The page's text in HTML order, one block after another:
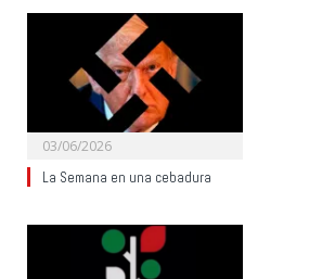
03/06/2026
La Semana en una cebadura